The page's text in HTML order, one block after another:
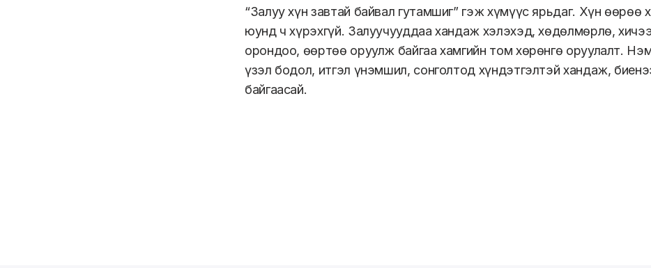
“Залуу хүн завтай байвал гутамшиг” гэж хүмүүс ярьдаг. Хүн өөрөө
юунд ч хүрэхгүй. Залуучууддаа хандаж хэлэхэд, хөдөлмөрлө,
орондоо, өөртөө оруулж байгаа хамгийн том хөрөнгө оруулалт.
үзэл бодол, итгэл үнэмшил, сонголтод хүндэтгэлтэй хандаж,
байгаасай.